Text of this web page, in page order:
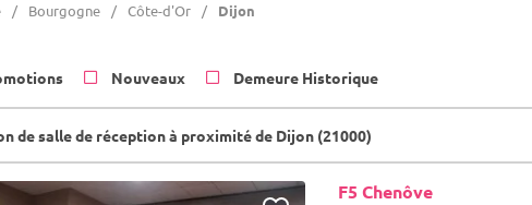
Bourgogne Côte-d'Or Dijon
Nouveaux Demeure Historique
de salle de réception à proximité de Dijon (21000)
F5 Chenôve